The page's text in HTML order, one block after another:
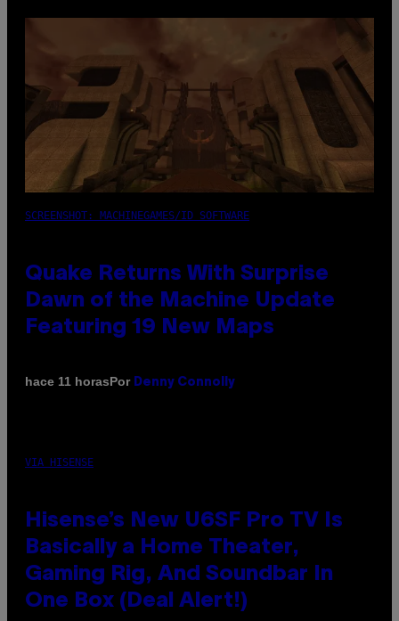
SCREENSHOT: MACHINEGAMES/ID SOFTWARE
Quake Returns With Surprise
Dawn of the Machine Update
Featuring 19 New Maps
hace 11 horasPor Denny Connolly
VIA HISENSE
Hisense’s New U6SF Pro TV Is
Basically a Home Theater,
Gaming Rig, And Soundbar In
One Box (Deal Alert!)